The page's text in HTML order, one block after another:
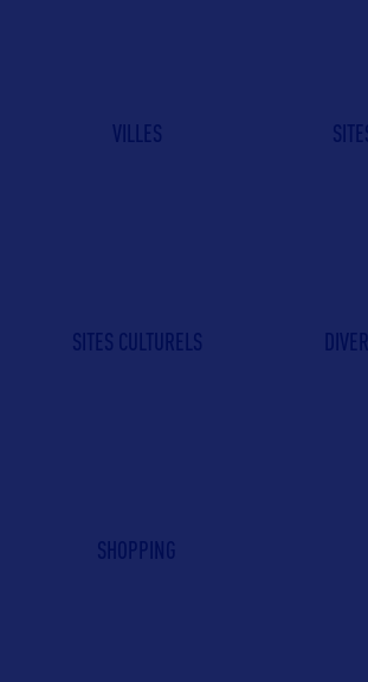
VILLES
SITES CULTURELS
SHOPPING